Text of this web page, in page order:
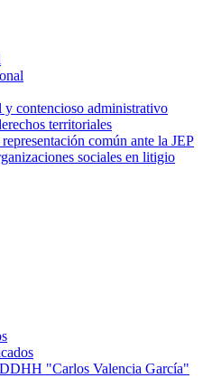
contencioso administrativo
territoriales
común ante la JEP
sociales en litigio
"Carlos Valencia García"